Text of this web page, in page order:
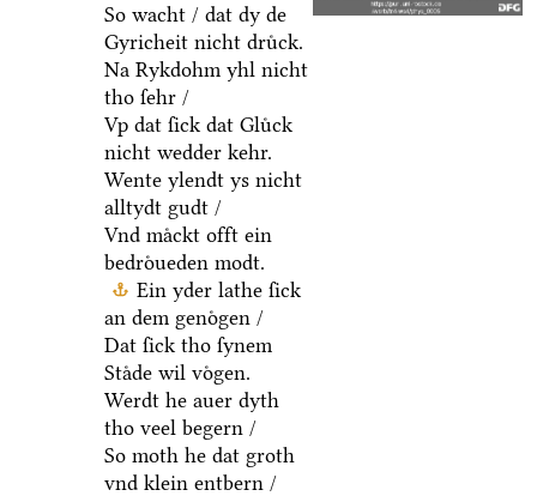
So wacht / dat dy de
Gyricheit nicht druͤck.
Na Rykdohm yhl nicht
tho ſehr /
Vp dat ſick dat Gluͤck
nicht wedder kehr.
Wente ylendt ys nicht
alltydt gudt /
Vnd maͤckt offt ein
bedroͤueden modt.
Ein yder lathe ſick
an dem genoͤgen /
Dat ſick tho ſynem
Staͤde wil voͤgen.
Werdt he auer dyth
tho veel begern /
So moth he dat groth
vnd klein entbern /